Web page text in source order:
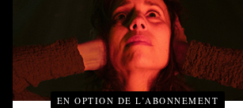
EN OPTION DE L’ABONNEMENT